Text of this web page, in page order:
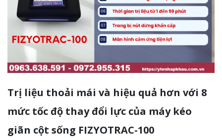
Trị liệu thoải mái và hiệu quả hơn với 8
mức tốc độ thay đổi lực của máy kéo
giãn cột sống FIZYOTRAC-100